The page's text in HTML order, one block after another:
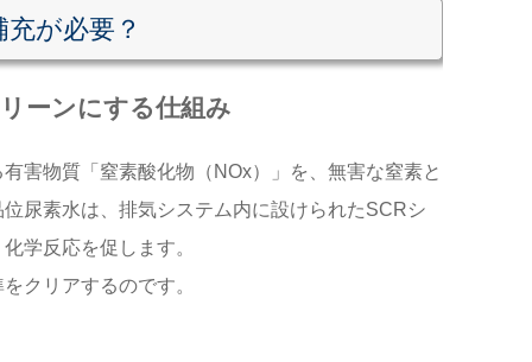
が必要？
ーンにする仕組み
害物質「窒素酸化物（NOx）」を、無害な窒素と
尿素水は、排気システム内に設けられたSCRシ
学反応を促します。
クリアするのです。